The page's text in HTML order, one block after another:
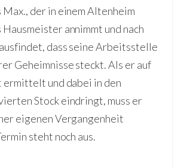
Max., der in einem Altenheim
Hausmeister annimmt und nach
dass seine Arbeitsstelle
Geheimnisse steckt. Als er auf
ermittelt und dabei in den
Stock eindringt, muss er
eigenen Vergangenheit
steht noch aus.